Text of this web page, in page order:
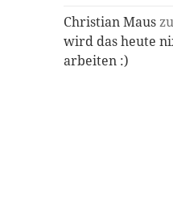
Christian Mauszu
wird das heute
arbeiten :)